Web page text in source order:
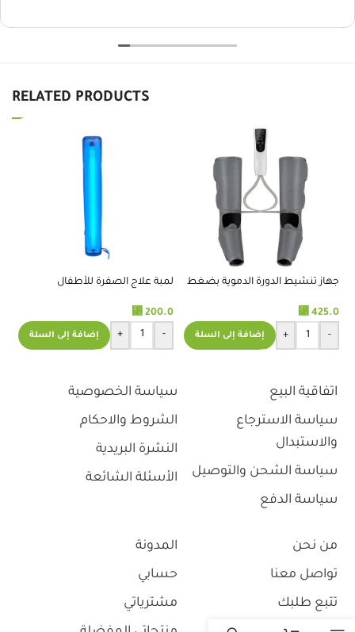
RELATED PRODUCTS
جهاز تنشيط الدورة الدموية بضغط
⃁ 425.0
-
+ إضافة إلى السلة
لمبة علاج الصفرة للأطفال
⃁ 200.0
-
+ إضافة إلى السلة
اتفاقية البيع
سياسة الاسترجاع
والاستبدال
سياسة الشحن والتوصيل
سياسة الدفع
سياسة الخصوصية
الشروط والاحكام
النشرة البريدية
الأسئلة الشائعة
من نحن
تواصل معنا
تتبع طلبك
المدونة
حسابي
مشترياتي